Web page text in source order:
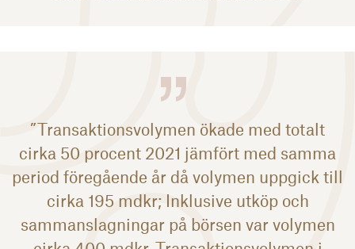
”Transaktionsvolymen ökade med totalt
cirka 50 procent 2021 jämfört med samma
period föregående år då volymen uppgick till
cirka 195 mdkr; Inklusive utköp och
sammanslagningar på börsen var volymen